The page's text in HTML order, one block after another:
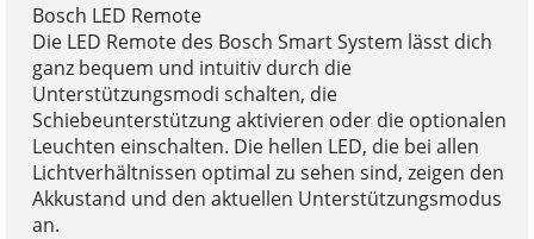
Bosch LED Remote
Die LED Remote des Bosch Smart System lässt dich
ganz bequem und intuitiv durch die
Unterstützungsmodi schalten, die
Schiebeunterstützung aktivieren oder die optionalen
Leuchten einschalten. Die hellen LED, die bei allen
Lichtverhältnissen optimal zu sehen sind, zeigen den
Akkustand und den aktuellen Unterstützungsmodus
an.